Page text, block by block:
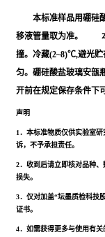
本标准样品用硼硅
移液管量取为准。 本
撞。冷藏(2~8)℃,避光
匀。硼硅酸盐玻璃安瓿
开前在规定保存条件下
声明
1．本标准物质仅供实验室
诉，不予承担责任。
2．收到后请立即核对品种
损失。
3．仅对加盖“坛墨质检科技
证书。
4．如需获得更多与使用有关